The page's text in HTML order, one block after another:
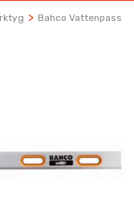
> Bahco Vattenpass